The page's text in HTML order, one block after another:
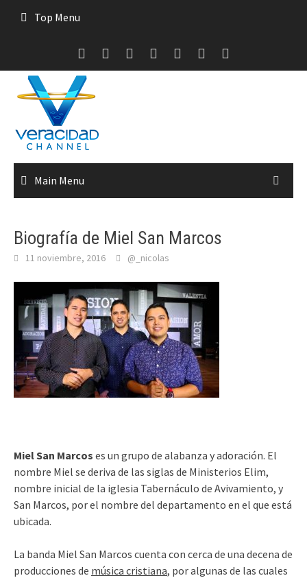
Top Menu
Main Menu
Biografía de Miel San Marcos
11 noviembre, 2016 @_nicolas
Miel San Marcos es un grupo de alabanza y adoración. El
nombre Miel se deriva de las siglas de Ministerios Elim,
nombre inicial de la iglesia Tabernáculo de Avivamiento, y
San Marcos, por el nombre del departamento en el que está
ubicada.
La banda Miel San Marcos cuenta con cerca de una decena de
producciones de música cristiana, por algunas de las cuales